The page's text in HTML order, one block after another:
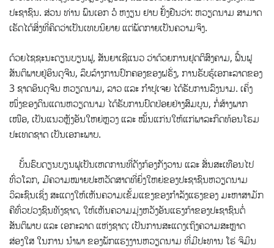
ປະຊາຊົນ. ສ່ວນ ທ່ານ ພົນເອກ ວໍ ຫງຽນ ຢາບ ຢັ້ງຢືນວ່າ: ຫວຽດນາມ ສາມາດ
ເຮັດໄດ້ສິ່ງທີ່ຄິດວ່າເປັນເທບນິຍາຍ ແຕ່ພັດກາຍເປັນຄວາມຈິງ.
ດ້ວຍໄຊຊະນະດຽນບຽນຟູ, ສັນຍາເຊີແນວ ວ່າດ້ວຍການຢຸດຕິສົງຄາມ, ຟື້ນຟູ
ສັນຕິພາບຢູ່ອິນດູຈີນ, ລຶບລ້າງການປົກຄອງຂອງຝຣັ່ງ, ການຮັບຮູ້ເອກະລາດຂອງ
3 ຊາດອິນດູຈີນ ຫວຽດນາມ, ລາວ ແລະ ກຳປູເຈຍ ໄດ້ຮັບການລົງນາມ. ເຄິ່ງ
ໜຶ່ງຂອງດິນແດນຫວຽດນາມ ໄດ້ຮັບການປົດປ່ອຍຢ່າງສົມບູນ, ກໍ່ສ້າງພາກ
ເໜືອ, ເປັນແນວຫຼັງອັນໃຫຍ່ຫຼວງ ແລະ ໝັ້ນແກ່ນໃຫ້ແກ່ພາລະກິດທ້ອນໂຮມ
ປະເທດຊາດ ເປັນເອກະພາບ.
ບັ້ນຮົບດຽນບຽນຟູເປັນເຫດການທີ່ດັງກ້ອງກັງວານ ແລະ ສັ່ນສະເທືອນໄປ
ທົ່ວໂລກ, ມີຄວາມໝາຍປະຫວັດສາດທີ່ຍິ່ງໃຫຍ່ຂອງປະຊາຊົນຫວຽດນາມ
ວິລະຊົນເຊິ່ງ ສະແດງໃຫ້ເຫັນຄວາມເຂັ້ມແຂງຂອງກໍາລັງແຮງຂອງ ມະຫາສາມັກ
ຄີທົ່ວປວງຊົນທັງຊາດ, ໃຫ້ເຫັນຄວາມມຸ່ງຫວັງອັນແຮງກ້າຂອງປະຊາຊົນຕໍ່
ສັນຕິພາບ ແລະ ເອກະລາດ ແຫ່ງຊາດ; ເປັນການສະແດງເຖິງຄວາມສະຫຼາດ
ສ່ອງໃສ ໃນການ ນໍາພາ ຂອງພັກແຮງງານຫວຽດນາມ ທີ່ມີປະທານ ໂຮ່ ຈິມິນ